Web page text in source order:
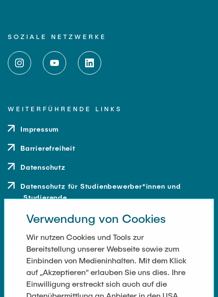
SOZIALE NETZWERKE
WEITERFÜHRENDE LINKS
Impressum
Barrierefreiheit
Datenschutz
Datenschutz für Studienbewerber*innen und
Studierende
Kontakt
Anfahrt
Presse und Medien
Merchandise-Shop
Cookie-Einstellungen
Verwendung von Cookies
Wir nutzen Cookies und Tools zur
Bereitstellung unserer Webseite sowie zum
Einbinden von Medieninhalten. Mit dem Klick
auf „Akzeptieren“ erlauben Sie uns dies. Ihre
Einwilligung erstreckt sich auch auf die